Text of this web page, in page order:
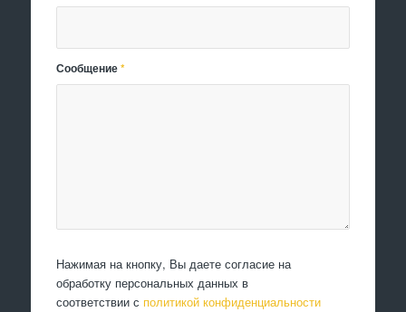
Сообщение*
Нажимая на кнопку, Вы даете согласие на
обработку персональных данных в
соответствии с политикой конфиденциальности